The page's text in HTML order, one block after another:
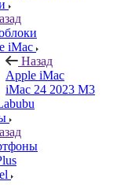
iMac
Назад
Apple iMac
iMac 24 2023 M3